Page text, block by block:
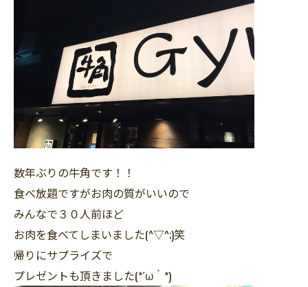
数年ぶりの牛角です！！
食べ放題ですがお肉の質がいいので
みんなで３０人前ほど
お肉を食べてしまいました(^▽^;)笑
帰りにサプライズで
プレゼントも頂きました(*´ω｀*)